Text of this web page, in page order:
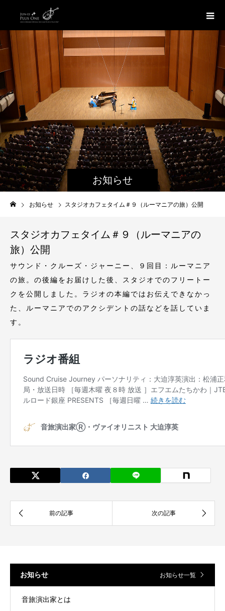
お知らせ
お知らせ スタジオカフェタイム＃９（ルーマニアの旅）公開
スタジオカフェタイム＃９（ルーマニアの
旅）公開
サウンド・クルーズ・ジャーニー、９回目：ルーマニア
の旅。の後編をお届けした後、スタジオでのフリートー
クを公開しました。ラジオの本編ではお伝えできなかっ
た、ルーマニアでのアクシデントの話などを話していま
す。
お知らせ お知らせ一覧
音旅演出家とは